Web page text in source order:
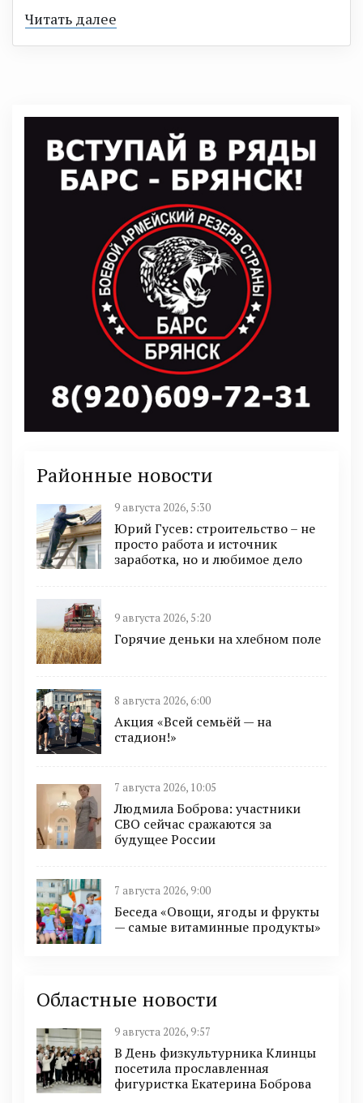
Читать далее
Районные новости
9 августа 2026, 5:30
Юрий Гусев: строительство – не
просто работа и источник
заработка, но и любимое дело
9 августа 2026, 5:20
Горячие деньки на хлебном поле
8 августа 2026, 6:00
Акция «Всей семьёй — на
стадион!»
7 августа 2026, 10:05
Людмила Боброва: участники
СВО сейчас сражаются за
будущее России
7 августа 2026, 9:00
Беседа «Овощи, ягоды и фрукты
— самые витаминные продукты»
Областные новости
9 августа 2026, 9:57
В День физкультурника Клинцы
посетила прославленная
фигуристка Екатерина Боброва